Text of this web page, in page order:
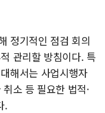
정기적인 점검 회의
관리할 방침이다. 특
해서는 사업시행자
소 등 필요한 법적·
.